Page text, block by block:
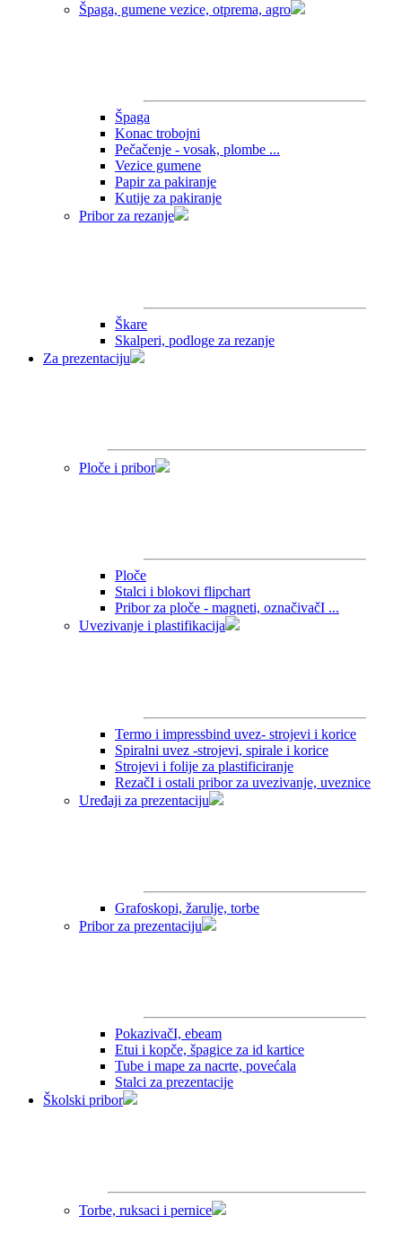
Špaga, gumene vezice, otprema, agro
Špaga
Konac trobojni
Pečačenje - vosak, plombe ...
Vezice gumene
Papir za pakiranje
Kutije za pakiranje
Pribor za rezanje
Škare
Skalperi, podloge za rezanje
Za prezentaciju
Ploče i pribor
Ploče
Stalci i blokovi flipchart
Pribor za ploče - magneti, označivačI ...
Uvezivanje i plastifikacija
Termo i impressbind uvez- strojevi i korice
Spiralni uvez -strojevi, spirale i korice
Strojevi i folije za plastificiranje
RezačI i ostali pribor za uvezivanje, uveznice
Uređaji za prezentaciju
Grafoskopi, žarulje, torbe
Pribor za prezentaciju
PokazivačI, ebeam
Etui i kopče, špagice za id kartice
Tube i mape za nacrte, povećala
Stalci za prezentacije
Školski pribor
Torbe, ruksaci i pernice